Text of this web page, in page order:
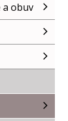
a obuv